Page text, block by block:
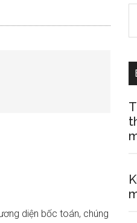
diện bốc toán, chúng